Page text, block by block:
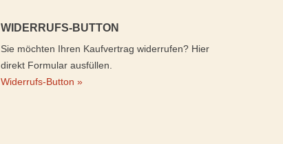
WIDERRUFS-BUTTON
Sie möchten Ihren Kaufvertrag widerrufen? Hier
direkt Formular ausfüllen.
Widerrufs-Button »